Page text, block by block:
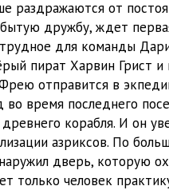
Глава 06 02
Глава 06 03
Глава 07 01
Глава 07 02
08 01
Глава 08 02
раздражаются от
дружбу, ждет
для команды
пират Харвин Грист
отправится в
время последнего
древнего корабля. И он
азриксов. По
дверь, которую
только человек